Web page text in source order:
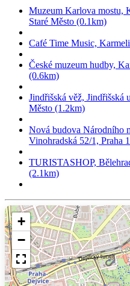
Muzeum Karlova mostu,
Staré Město (0.1km)
Café Time Music,
České muzeum hudby,
(0.6km)
Jindřišská věž, Jindřišská
Město (1.2km)
Nová budova Národního
Vinohradská 52/1, Praha
TURISTASHOP,
(2.1km)
+
−